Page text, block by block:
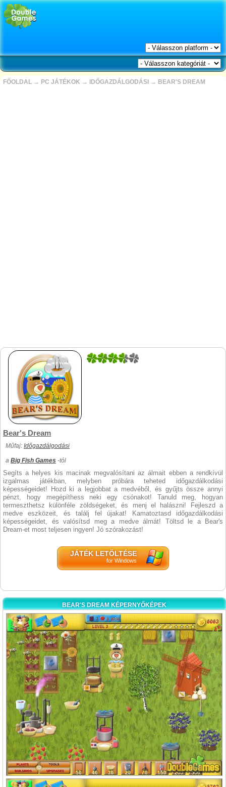
FŐOLDAL → PC JÁTÉKOK → IDŐGAZDÁLGODÁSI → BEAR'S DREAM
3
Bear's Dream
Műfaj: Időgazdálgodási
a Big Fish Games -tól
Segíts a helyes kis macinak megvalósítani az álmait ebben a rendkívül
izgalmas játékban, melyben próbára teheted időgazdálkodási
képességeidet! Hozd ki a legjobbat a medvéből, és gyűjts össze annyi
pénzt, hogy megépíthess neki egy csónakot! Tanuld meg, hogyan
termeszthetsz különféle zöldségeket, és menj el halászni! Fejleszd a
medve eszközeit, és találj fel újakat! Kamatoztasd időgazdálkodási
képességeidet, és valósítsd meg a medve álmát! Töltsd le a Bear's
Dream-et most teljesen ingyen! Jó szórakozást!
JÁTÉK LETÖLTÉSE
for Windows
BEAR'S DREAM KÉPERNYŐKÉPEK